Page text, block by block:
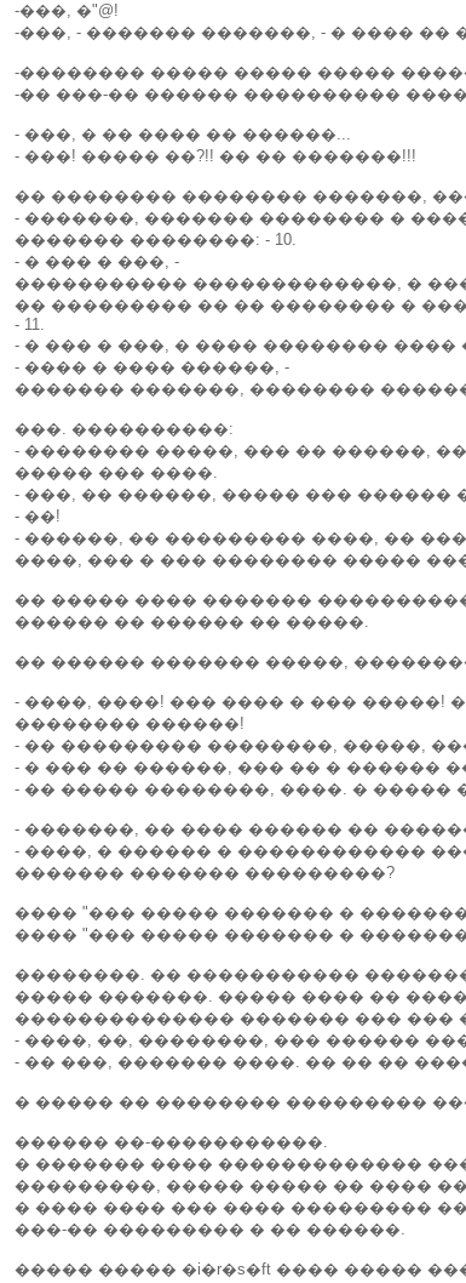
-���, �"@!
-���, - ������� �������, - � ���� ��
-�������� ����� ����� �����
-�� ���-�� ������ ����������
- ���, � �� ���� �� ������...
- ���! ����� ��?!! �� �� �������!!!
�� �������� �������� �������,
- �������, ������� �������� �
������� ��������: - 10.
- � ��� � ���, -
����������� �������������, �
�� ��������� �� �� �������� �
- 11.
- � ��� � ���, � ���� �������� ����
- ���� � ���� ������, -
������� �������, ��������
���. ����������:
- �������� �����, ��� �� ������,
����� ��� ����.
- ���, �� ������, ����� ��� ������
- ��!
- ������, �� ��������� ����, ��
����, ��� � ��� �������� �����
�� ����� ���� �������
������ �� ������ �� �����.
�� ������ ������� �����,
- ����, ����! ��� ���� � ��� �����!
�������� ������!
- �� ��������� ��������, �����,
- � ��� �� ������, ��� �� � ������
- �� ����� ��������, ����. �
- �������, �� ���� ������ ��
- ����, � ������ � ������������
������� ������� ���������?
���� "��� ����� ������� �
���� "��� ����� ������� �
��������. �� �����������
����� �������. ����� ���� ��
�������������� ������� ��� ���
- ����, ��, ��������, ��� ������
- �� ���, ������� ����. �� �� ��
� ����� �� �������� ���������
������ ��-�����������.
� ������� ���� �������������
���������, ����� ����� �� ����
� ���� ���� ��� ���� ���������
���-�� ��������� � �� ������.
����� ����� �i�r�s�ft ���� �����